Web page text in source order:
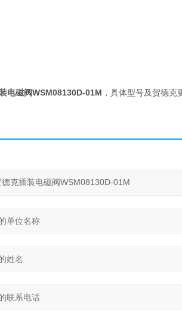
电磁阀WSM08130D-01M ，具体型号及贺德克